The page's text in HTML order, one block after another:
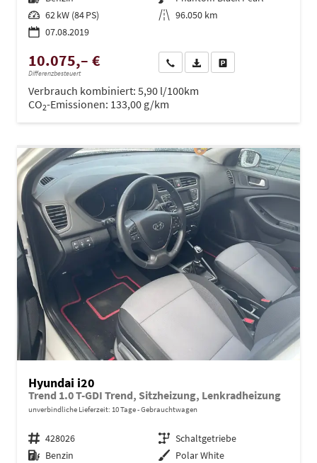
Leistung 62 kW (84 PS) Kilometerstand 96.050 km
07.08.2019
10.075,– €
Differenzbesteuert
Wir rufen Sie anPDF-Datei, Fahrzeugexposé
Verbrauch kombiniert: 5,90 l/100km
CO2-Emissionen: 133,00 g/km
Hyundai i20
Trend 1.0 T-GDI Trend, Sitzheizung, Lenkradheizung
unverbindliche Lieferzeit: 10 Tage Gebrauchtwagen
Fahrzeugnr. 428026 Getriebe Schaltgetriebe
Kraftstoff Benzin Außenfarbe Polar White